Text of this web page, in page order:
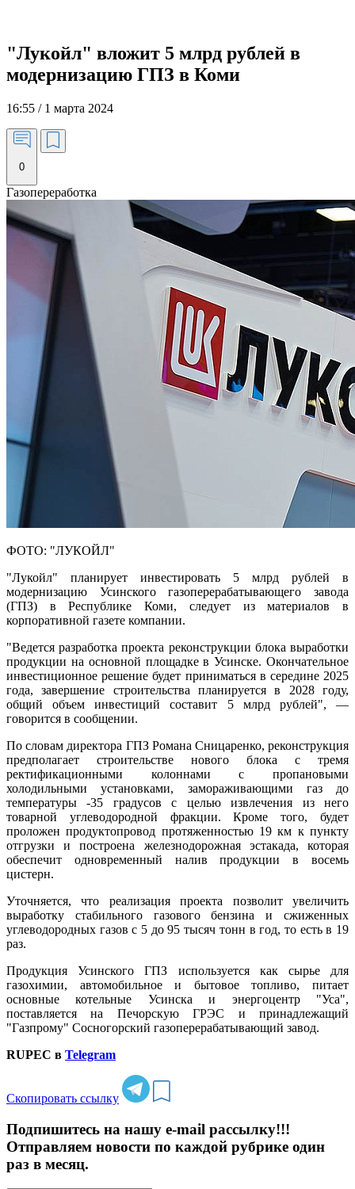
"Лукойл" вложит 5 млрд рублей в
модернизацию ГПЗ в Коми
16:55 / 1 марта 2024
0
ФОТО: "ЛУКОЙЛ"
"Лукойл" планирует инвестировать 5 млрд рублей в
модернизацию Усинского газоперерабатывающего завода
(ГПЗ) в Республике Коми, следует из материалов в
корпоративной газете компании.
"Ведется разработка проекта реконструкции блока выработки
продукции на основной площадке в Усинске. Окончательное
инвестиционное решение будет приниматься в середине 2025
года, завершение строительства планируется в 2028 году,
общий объем инвестиций составит 5 млрд рублей", —
говорится в сообщении.
По словам директора ГПЗ Романа Сницаренко, реконструкция
предполагает строительстве нового блока с тремя
ректификационными колоннами с пропановыми
холодильными установками, замораживающими газ до
температуры -35 градусов с целью извлечения из него
товарной углеводородной фракции. Кроме того, будет
проложен продуктопровод протяженностью 19 км к пункту
отгрузки и построена железнодорожная эстакада, которая
обеспечит одновременный налив продукции в восемь
цистерн.
Уточняется, что реализация проекта позволит увеличить
выработку стабильного газового бензина и сжиженных
углеводородных газов с 5 до 95 тысяч тонн в год, то есть в 19
раз.
Продукция Усинского ГПЗ используется как сырье для
газохимии, автомобильное и бытовое топливо, питает
основные котельные Усинска и энергоцентр "Уса",
поставляется на Печорскую ГРЭС и принадлежащий
"Газпрому" Сосногорский газоперерабатывающий завод.
RUPEC в Telegram
Скопировать ссылку
Подпишитесь на нашу e-mail рассылку!!!
Отправляем новости по каждой рубрике один
раз в месяц.